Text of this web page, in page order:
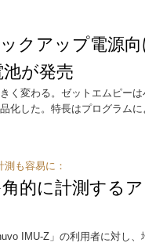
クアップ電源
が発売
く変わる。ゼットエムピー
化した。特長はプログラム
も容易に：
的に計測する
IMU-Z」の利用者に対し、